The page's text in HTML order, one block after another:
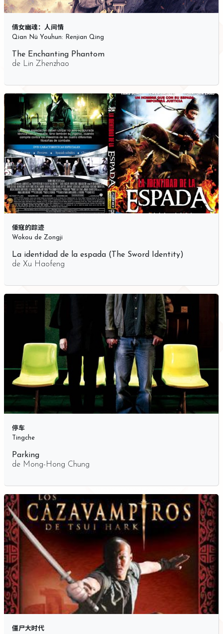
倩女幽魂：人间情
Qian Nü Youhun: Renjian Qing
The Enchanting Phantom
de Lin Zhenzhao
倭寇的踪迹
Wokou de Zongji
La identidad de la espada (The Sword Identity)
de Xu Haofeng
停车
Tingche
Parking
de Mong-Hong Chung
僵尸大时代